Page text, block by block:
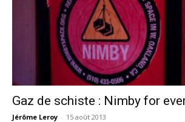
Gaz de schiste : Nimby for
Jérôme Leroy - 15 août 2013